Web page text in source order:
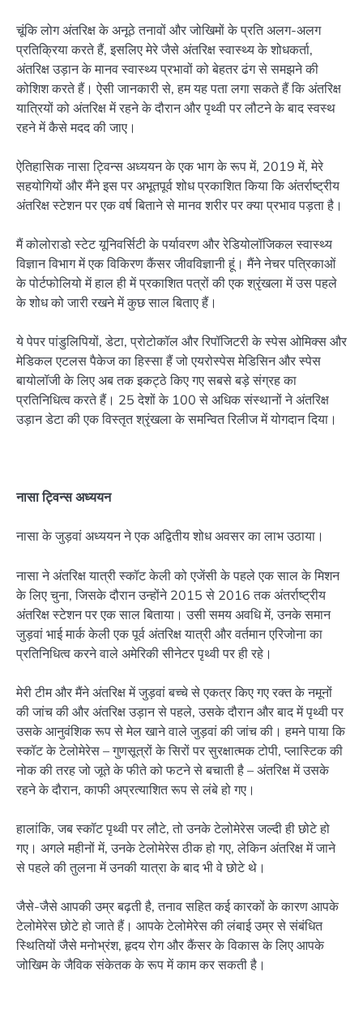
चूंकि लोग अंतरिक्ष के अनूठे तनावों और जोखिमों के प्रति अलग-अलग
प्रतिक्रिया करते हैं, इसलिए मेरे जैसे अंतरिक्ष स्वास्थ्य के शोधकर्ता,
अंतरिक्ष उड़ान के मानव स्वास्थ्य प्रभावों को बेहतर ढंग से समझने की
कोशिश करते हैं। ऐसी जानकारी से, हम यह पता लगा सकते हैं कि अंतरिक्ष
यात्रियों को अंतरिक्ष में रहने के दौरान और पृथ्वी पर लौटने के बाद स्वस्थ
रहने में कैसे मदद की जाए।
ऐतिहासिक नासा ट्विन्स अध्ययन के एक भाग के रूप में, 2019 में, मेरे
सहयोगियों और मैंने इस पर अभूतपूर्व शोध प्रकाशित किया कि अंतर्राष्ट्रीय
अंतरिक्ष स्टेशन पर एक वर्ष बिताने से मानव शरीर पर क्या प्रभाव पड़ता है।
मैं कोलोराडो स्टेट यूनिवर्सिटी के पर्यावरण और रेडियोलॉजिकल स्वास्थ्य
विज्ञान विभाग में एक विकिरण कैंसर जीवविज्ञानी हूं। मैंने नेचर पत्रिकाओं
के पोर्टफोलियो में हाल ही में प्रकाशित पत्रों की एक श्रृंखला में उस पहले
के शोध को जारी रखने में कुछ साल बिताए हैं।
ये पेपर पांडुलिपियों, डेटा, प्रोटोकॉल और रिपॉजिटरी के स्पेस ओमिक्स और
मेडिकल एटलस पैकेज का हिस्सा हैं जो एयरोस्पेस मेडिसिन और स्पेस
बायोलॉजी के लिए अब तक इकट्ठे किए गए सबसे बड़े संग्रह का
प्रतिनिधित्व करते हैं। 25 देशों के 100 से अधिक संस्थानों ने अंतरिक्ष
उड़ान डेटा की एक विस्तृत श्रृंखला के समन्वित रिलीज में योगदान दिया।
नासा ट्विन्स अध्ययन
नासा के जुड़वां अध्ययन ने एक अद्वितीय शोध अवसर का लाभ उठाया।
नासा ने अंतरिक्ष यात्री स्कॉट केली को एजेंसी के पहले एक साल के मिशन
के लिए चुना, जिसके दौरान उन्होंने 2015 से 2016 तक अंतर्राष्ट्रीय
अंतरिक्ष स्टेशन पर एक साल बिताया। उसी समय अवधि में, उनके समान
जुड़वां भाई मार्क केली एक पूर्व अंतरिक्ष यात्री और वर्तमान एरिजोना का
प्रतिनिधित्व करने वाले अमेरिकी सीनेटर पृथ्वी पर ही रहे।
मेरी टीम और मैंने अंतरिक्ष में जुड़वां बच्चे से एकत्र किए गए रक्त के नमूनों
की जांच की और अंतरिक्ष उड़ान से पहले, उसके दौरान और बाद में पृथ्वी पर
उसके आनुवंशिक रूप से मेल खाने वाले जुड़वां की जांच की। हमने पाया कि
स्कॉट के टेलोमेरेस – गुणसूत्रों के सिरों पर सुरक्षात्मक टोपी, प्लास्टिक की
नोक की तरह जो जूते के फीते को फटने से बचाती है – अंतरिक्ष में उसके
रहने के दौरान, काफी अप्रत्याशित रूप से लंबे हो गए।
हालांकि, जब स्कॉट पृथ्वी पर लौटे, तो उनके टेलोमेरेस जल्दी ही छोटे हो
गए। अगले महीनों में, उनके टेलोमेरेस ठीक हो गए, लेकिन अंतरिक्ष में जाने
से पहले की तुलना में उनकी यात्रा के बाद भी वे छोटे थे।
जैसे-जैसे आपकी उम्र बढ़ती है, तनाव सहित कई कारकों के कारण आपके
टेलोमेरेस छोटे हो जाते हैं। आपके टेलोमेरेस की लंबाई उम्र से संबंधित
स्थितियों जैसे मनोभ्रंश, हृदय रोग और कैंसर के विकास के लिए आपके
जोखिम के जैविक संकेतक के रूप में काम कर सकती है।